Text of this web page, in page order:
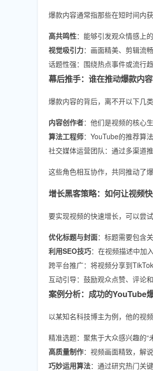
爆款内容通常指那些在短时间内
高共鸣性：能够引发观众情感上
视觉吸引力：画面精美、剪辑流
话题性强：围绕热点事件或流行趋
幕后推手：谁在推动爆款内容
爆款内容的背后，离不开以下几类
内容创作者：他们是视频的核心
算法工程师：YouTube的推荐算
社交媒体运营团队：通过多渠道
这些角色相互协作，共同推动了
增长黑客策略：如何让视频快
要实现视频的快速增长，可以尝
优化标题与封面：标题需要包含
利用SEO技巧：在视频描述中加
跨平台推广：将视频分享到
互动引导：鼓励观众点赞、评论
案例分析：成功的YouTube
以某知名科技博主为例，他的视
精准选题：聚焦于大众感兴趣的“
高质量制作：视频画面精致，解
巧妙运用算法：通过研究热门关